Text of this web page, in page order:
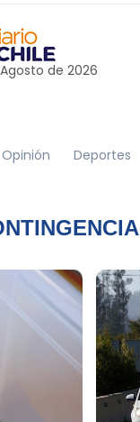
Agosto de 2026
Opinión Deportes